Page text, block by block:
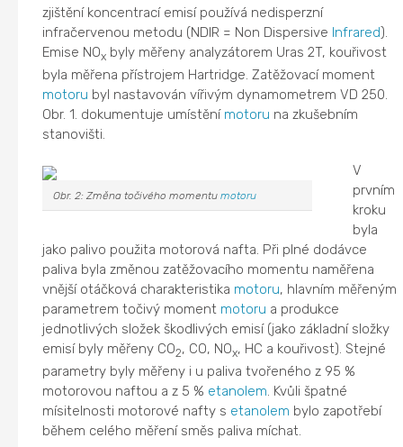
zjištění koncentrací emisí používá nedisperzní
infračervenou metodu (NDIR = Non Dispersive Infrared).
Emise NOx byly měřeny analyzátorem Uras 2T, kouřivost
byla měřena přístrojem Hartridge. Zatěžovací moment
motoru byl nastavován vířivým dynamometrem VD 250.
Obr. 1. dokumentuje umístění motoru na zkušebním
stanovišti.
Obr. 2: Změna točivého momentumotoru
V
prvním
kroku
byla
jako palivo použita motorová nafta. Při plné dodávce
paliva byla změnou zatěžovacího momentu naměřena
vnější otáčková charakteristika motoru, hlavním měřeným
parametrem točivý moment motoru a produkce
jednotlivých složek škodlivých emisí (jako základní složky
emisí byly měřeny CO2, CO, NOx, HC a kouřivost). Stejné
parametry byly měřeny i u paliva tvořeného z 95 %
motorovou naftou a z 5 % etanolem. Kvůli špatné
mísitelnosti motorové nafty s etanolem bylo zapotřebí
během celého měření směs paliva míchat.